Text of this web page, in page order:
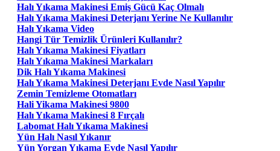
Halı Yıkama Makinesi Emiş Gücü Kaç Olmalı
Halı Yıkama Makinesi Deterjanı Yerine Ne Kullanılır
Halı Yıkama Video
Hangi Tür Temizlik Ürünleri Kullanılır?
Halı Yıkama Makinesi Fiyatları
Halı Yıkama Makinesi Markaları
Dik Halı Yıkama Makinesi
Halı Yıkama Makinesi Deterjanı Evde Nasıl Yapılır
Zemin Temizleme Otomatları
Hali Yikama Makinesi 9800
Halı Yıkama Makinesi 8 Fırçalı
Labomat Halı Yıkama Makinesi
Yün Halı Nasıl Yıkanır
Yün Yorgan Yıkama Evde Nasıl Yapılır